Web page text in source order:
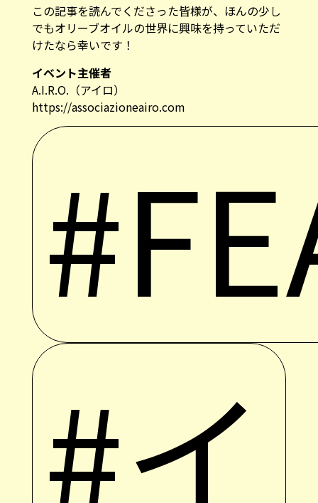
この記事を読んでくださった皆様が、ほんの少し
でもオリーブオイルの世界に興味を持っていただ
けたなら幸いです！
イベント主催者
A.I.R.O.（アイロ）
https://associazioneairo.com
#イ